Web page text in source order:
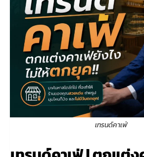
เทรนด์คาเฟ่